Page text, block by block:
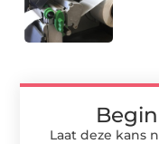
Laat deze kans